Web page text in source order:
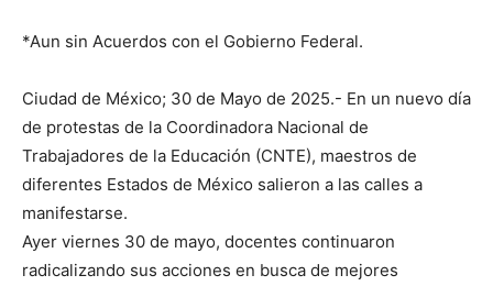
*Aun sin Acuerdos con el Gobierno Federal.
Ciudad de México; 30 de Mayo de 2025.- En un nuevo día
de protestas de la Coordinadora Nacional de
Trabajadores de la Educación (CNTE), maestros de
diferentes Estados de México salieron a las calles a
manifestarse.
Ayer viernes 30 de mayo, docentes continuaron
radicalizando sus acciones en busca de mejores